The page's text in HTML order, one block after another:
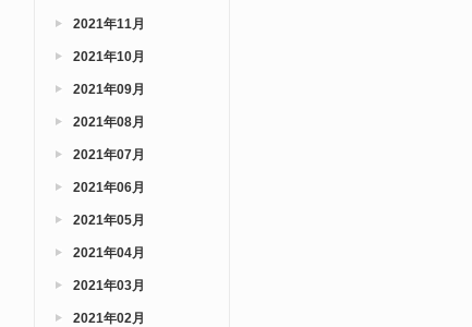
2021年11月
2021年10月
2021年09月
2021年08月
2021年07月
2021年06月
2021年05月
2021年04月
2021年03月
2021年02月